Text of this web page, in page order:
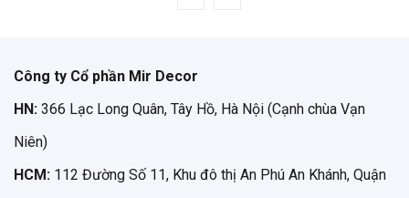
Công ty Cổ phần Mir Decor
HN: 366 Lạc Long Quân, Tây Hồ, Hà Nội (Cạnh chùa Vạn
Niên)
HCM: 112 Đường Số 11, Khu đô thị An Phú An Khánh, Quận